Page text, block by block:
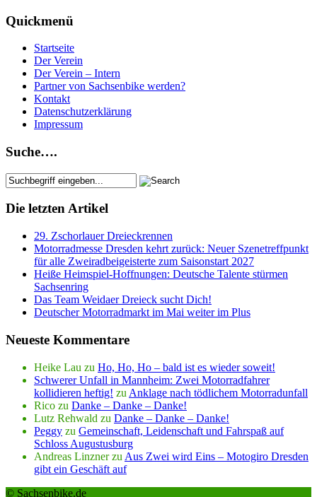
Quickmenü
Startseite
Der Verein
Der Verein – Intern
Partner von Sachsenbike werden?
Kontakt
Datenschutzerklärung
Impressum
Suche….
Die letzten Artikel
29. Zschorlauer Dreieckrennen
Motorradmesse Dresden kehrt zurück: Neuer Szenetreffpunkt
für alle Zweiradbeigeisterte zum Saisonstart 2027
Heiße Heimspiel-Hoffnungen: Deutsche Talente stürmen
Sachsenring
Das Team Weidaer Dreieck sucht Dich!
Deutscher Motorradmarkt im Mai weiter im Plus
Neueste Kommentare
Heike Lau zu Ho, Ho, Ho – bald ist es wieder soweit!
Schwerer Unfall in Mannheim: Zwei Motorradfahrer
kollidieren heftig! zu Anklage nach tödlichem Motorradunfall
Rico zu Danke – Danke – Danke!
Lutz Rehwald zu Danke – Danke – Danke!
Peggy zu Gemeinschaft, Leidenschaft und Fahrspaß auf
Schloss Augustusburg
Andreas Linznerzu Aus Zwei wird Eins – Motogiro Dresden
gibt ein Geschäft auf
© Sachsenbike.de